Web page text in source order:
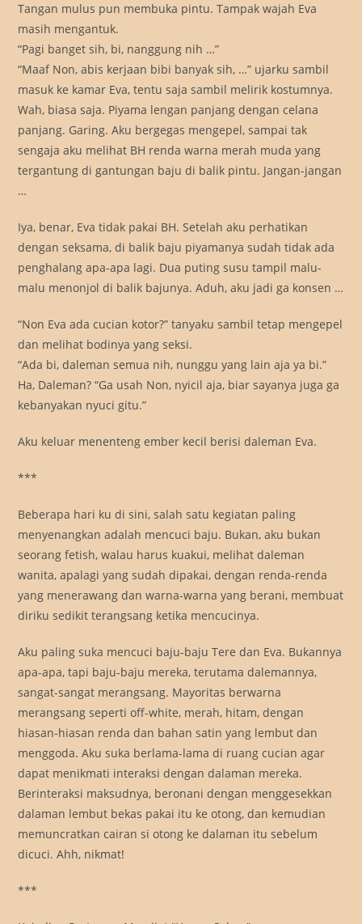
Tangan mulus pun membuka pintu. Tampak wajah Eva
masih mengantuk.
“Pagi banget sih, bi, nanggung nih …”
“Maaf Non, abis kerjaan bibi banyak sih, …” ujarku sambil
masuk ke kamar Eva, tentu saja sambil melirik kostumnya.
Wah, biasa saja. Piyama lengan panjang dengan celana
panjang. Garing. Aku bergegas mengepel, sampai tak
sengaja aku melihat BH renda warna merah muda yang
tergantung di gantungan baju di balik pintu. Jangan-jangan
…
Iya, benar, Eva tidak pakai BH. Setelah aku perhatikan
dengan seksama, di balik baju piyamanya sudah tidak ada
penghalang apa-apa lagi. Dua puting susu tampil malu-
malu menonjol di balik bajunya. Aduh, aku jadi ga konsen …
“Non Eva ada cucian kotor?” tanyaku sambil tetap mengepel
dan melihat bodinya yang seksi.
“Ada bi, daleman semua nih, nunggu yang lain aja ya bi.”
Ha, Daleman? “Ga usah Non, nyicil aja, biar sayanya juga ga
kebanyakan nyuci gitu.”
Aku keluar menenteng ember kecil berisi daleman Eva.
***
Beberapa hari ku di sini, salah satu kegiatan paling
menyenangkan adalah mencuci baju. Bukan, aku bukan
seorang fetish, walau harus kuakui, melihat daleman
wanita, apalagi yang sudah dipakai, dengan renda-renda
yang menerawang dan warna-warna yang berani, membuat
diriku sedikit terangsang ketika mencucinya.
Aku paling suka mencuci baju-baju Tere dan Eva. Bukannya
apa-apa, tapi baju-baju mereka, terutama dalemannya,
sangat-sangat merangsang. Mayoritas berwarna
merangsang seperti off-white, merah, hitam, dengan
hiasan-hiasan renda dan bahan satin yang lembut dan
menggoda. Aku suka berlama-lama di ruang cucian agar
dapat menikmati interaksi dengan dalaman mereka.
Berinteraksi maksudnya, beronani dengan menggesekkan
dalaman lembut bekas pakai itu ke otong, dan kemudian
memuncratkan cairan si otong ke dalaman itu sebelum
dicuci. Ahh, nikmat!
***